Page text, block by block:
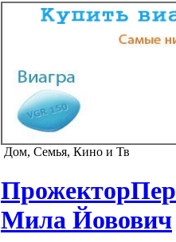
Дом, Семья, Кино и Тв
Мила Йовович